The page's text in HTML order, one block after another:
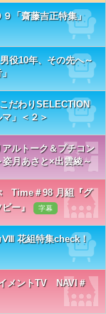
「齋藤吉正特集」
役10年、その先へ～
だわりSELECTION
マ」＜２＞
ルトーク＆プチコン
月あさと×出雲綾～
Time＃98 月組『グ
ー』
字幕
Ⅷ 花組特集check！
メントTV NAVI＃